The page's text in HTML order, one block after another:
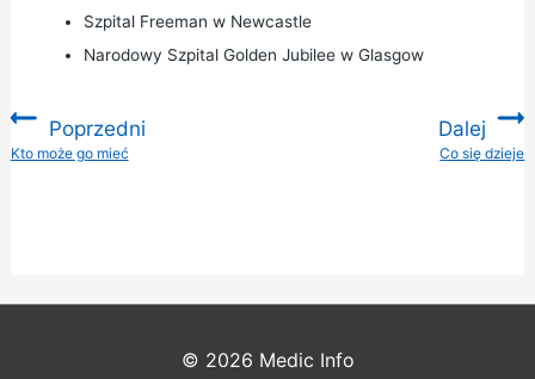
Szpital Freeman w Newcastle
Narodowy Szpital Golden Jubileew Glasgow
Poprzedni
:Kto może go mieć
Dalej
Co się dzieje
© 2026 Medic Info